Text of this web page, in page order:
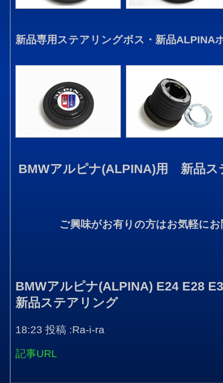
新品専用ステアリングボス・新品ALPINA
BMWアルピナ(ALPINA)用 新品
ご興味がお有りの方はお気軽に
BMWアルピナ(ALPINA) E24 E28
新品ステアリング
18:23 投稿 :Ra-i-ra
記事URL